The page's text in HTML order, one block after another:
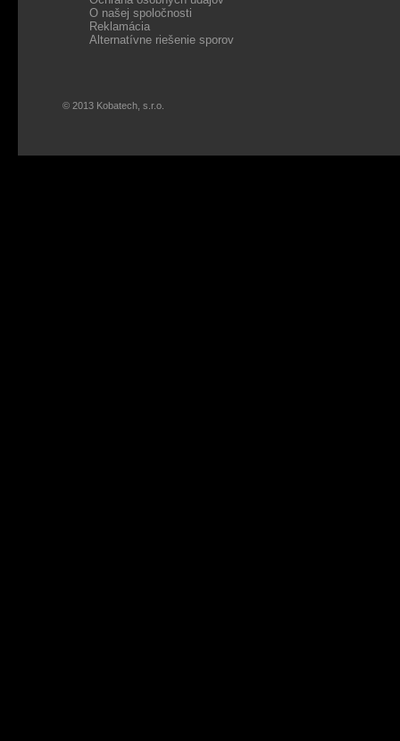
O našej spoločnosti
Reklamácia
Alternatívne riešenie sporov
© 2013 Kobatech, s.r.o.